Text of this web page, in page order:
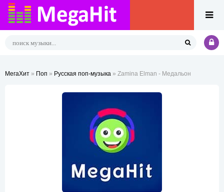
МегаХит » Поп » Русская поп-музыка » Zamina Elman - Медальон